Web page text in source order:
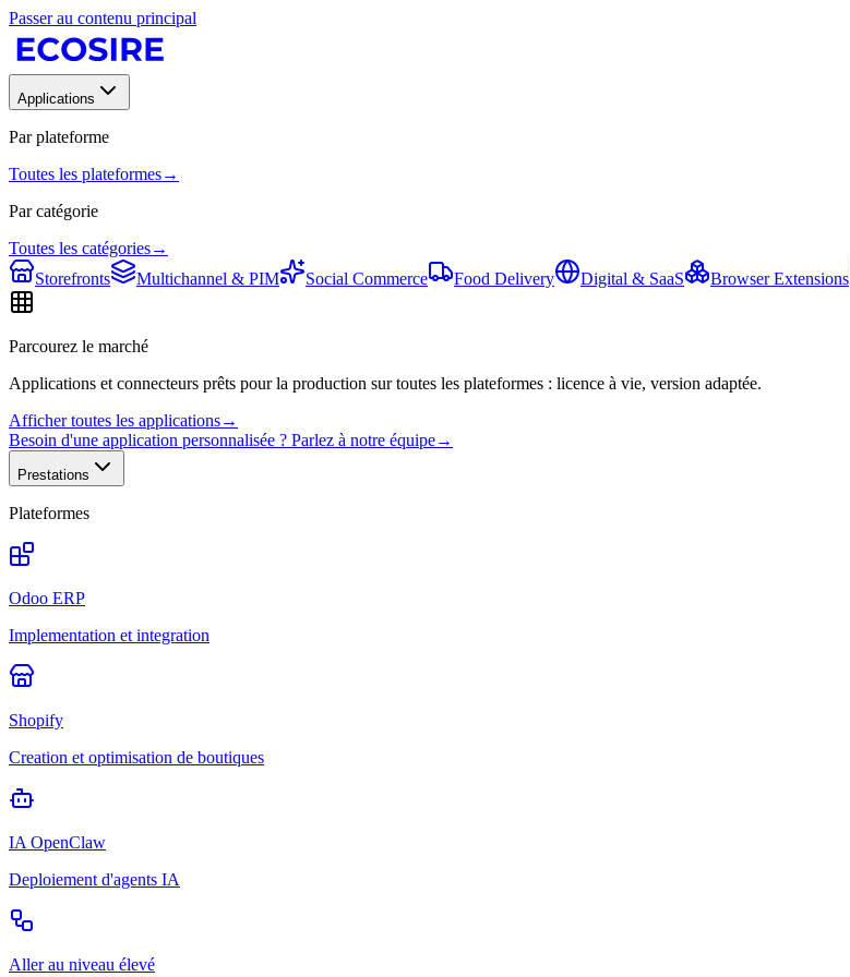
Passer au contenu principal
Applications
Par plateforme
Toutes les plateformes→
Par catégorie
Toutes les catégories→
Storefronts
Multichannel & PIM Social Commerce Food Delivery Digital & SaaS Browser Extensions
Parcourez le marché
Applications et connecteurs prêts pour la production sur toutes les plateformes : licence à vie, version adaptée.
Afficher toutes les applications→
Besoin d'une application personnalisée ? Parlez à notre équipe→
Prestations
Plateformes
Odoo ERP
Implementation et integration
Shopify
Creation et optimisation de boutiques
IA OpenClaw
Deploiement d'agents IA
Aller au niveau élevé